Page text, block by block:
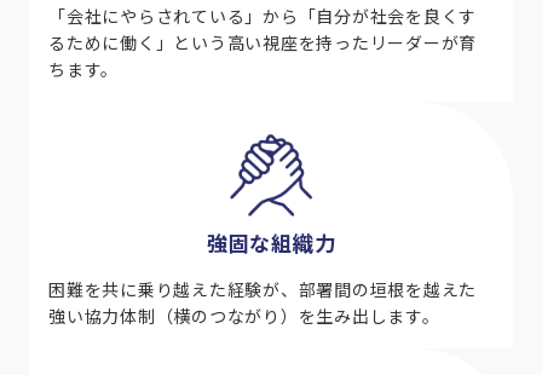
「会社にやらされている」から「自分が社会を良くす
るために働く」という高い視座を持ったリーダーが育
ちます。
強固な組織力
困難を共に乗り越えた経験が、部署間の垣根を越えた
強い協力体制（横のつながり）を生み出します。